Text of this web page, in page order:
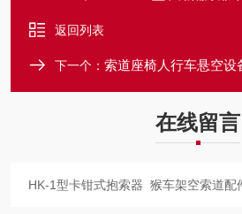
返回列表
下一个： 索道座椅人行车悬空设
在线留言